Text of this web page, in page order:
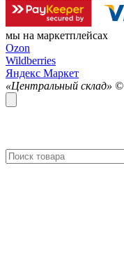
мы на маркетплейсах
Ozon
Wildberries
Яндекс Маркет
«Центральный склад» ©